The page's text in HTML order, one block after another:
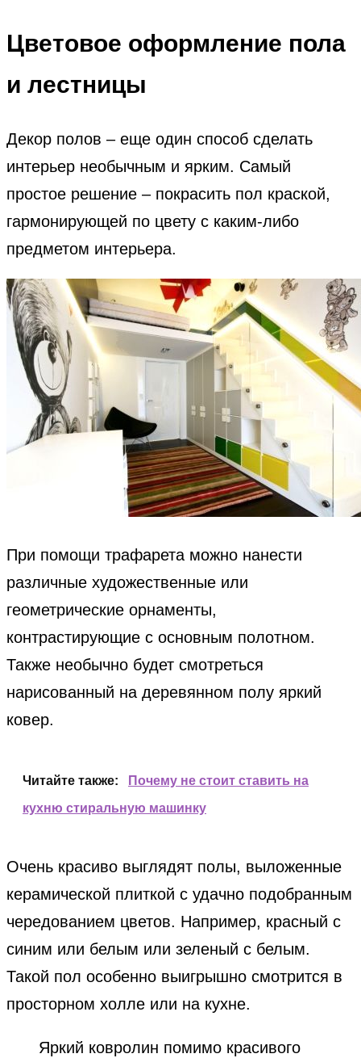
Цветовое оформление пола
и лестницы
Декор полов – еще один способ сделать
интерьер необычным и ярким. Самый
простое решение – покрасить пол краской,
гармонирующей по цвету с каким-либо
предметом интерьера.
При помощи трафарета можно нанести
различные художественные или
геометрические орнаменты,
контрастирующие с основным полотном.
Также необычно будет смотреться
нарисованный на деревянном полу яркий
ковер.
Читайте также:
Почему не стоит ставить на
кухню стиральную машинку
Очень красиво выглядят полы, выложенные
керамической плиткой с удачно подобранным
чередованием цветов. Например, красный с
синим или белым или зеленый с белым.
Такой пол особенно выигрышно смотрится в
просторном холле или на кухне.
Яркий ковролин помимо красивого